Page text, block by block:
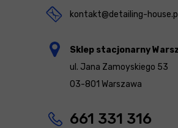
kontakt@detailing-house.pl
Sklep stacjonarny
ul. Jana Zamoyskiego 53
03-801 Warszawa
661 331 316